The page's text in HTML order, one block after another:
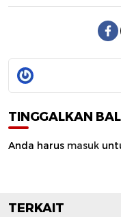
TINGGALKAN
Anda harus masuk
TERKAIT